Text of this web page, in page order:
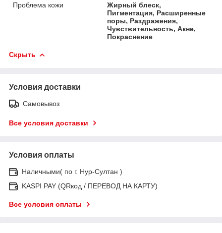
Проблема кожи
Жирный блеск,
Пигментация, Расширенные
поры, Раздражения,
Чувствительность, Акне,
Покраснение
Скрыть
Условия доставки
Самовывоз
Все условия доставки
Условия оплаты
Наличными( по г. Нур-Султан )
KASPI PAY (QRкод / ПЕРЕВОД НА КАРТУ)
Все условия оплаты